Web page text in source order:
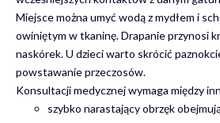
Miejsce można umyć wodą z mydłem i
owiniętym w tkaninę. Drapanie przynosi
naskórek. U dzieci warto skrócić
powstawanie przeczosów.
Konsultacji medycznej wymaga między
szybko narastający obrzęk